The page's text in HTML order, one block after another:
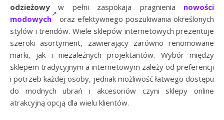
odzieżowy w pełni zaspokaja pragnienia nowości
modowych
oraz efektywnego poszukiwania określonych
stylów i trendów. Wiele sklepów internetowych prezentuje
szeroki asortyment, zawierający zarówno renomowane
marki, jak i niezależnych projektantów. Wybór między
sklepem tradycyjnym a internetowym zależy od preferencji
i potrzeb każdej osoby, jednak możliwość łatwego dostępu
do modnych ubrań i akcesoriów czyni sklepy online
atrakcyjną opcją dla wielu klientów.